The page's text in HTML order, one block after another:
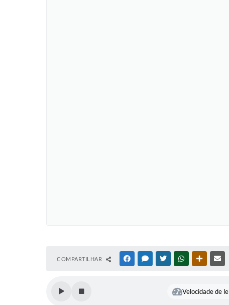
COMPARTILHAR FACEBOOKMESSENGER
TWITTERWHATSAPPOUTRAS
Velocidade de